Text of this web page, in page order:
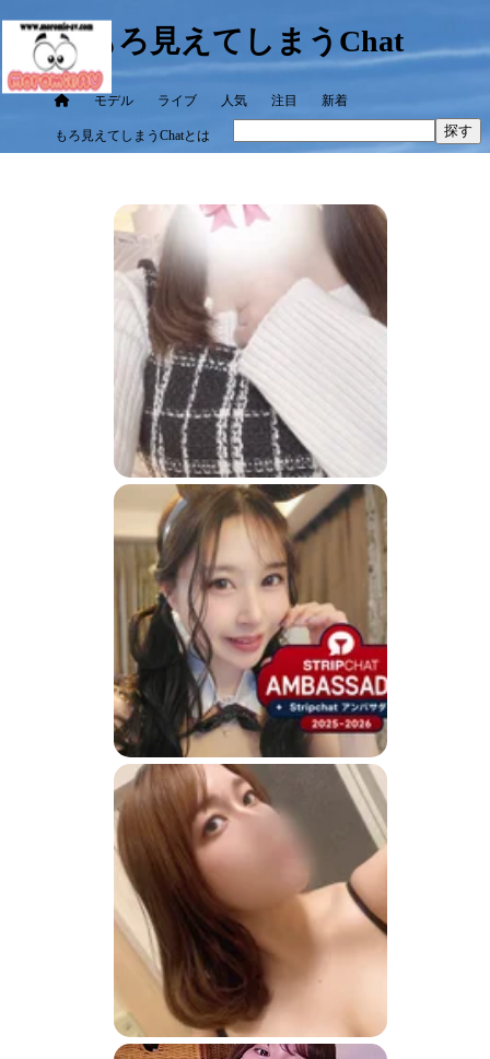
もろ見えてしまうChat
モデル ライブ 人気 注目 新着
もろ見えてしまうChatとは 探す